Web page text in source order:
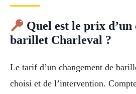
Quel est le prix d’un
barillet Charleval ?
Le tarif d’un changement de
choisi et de l’intervention.